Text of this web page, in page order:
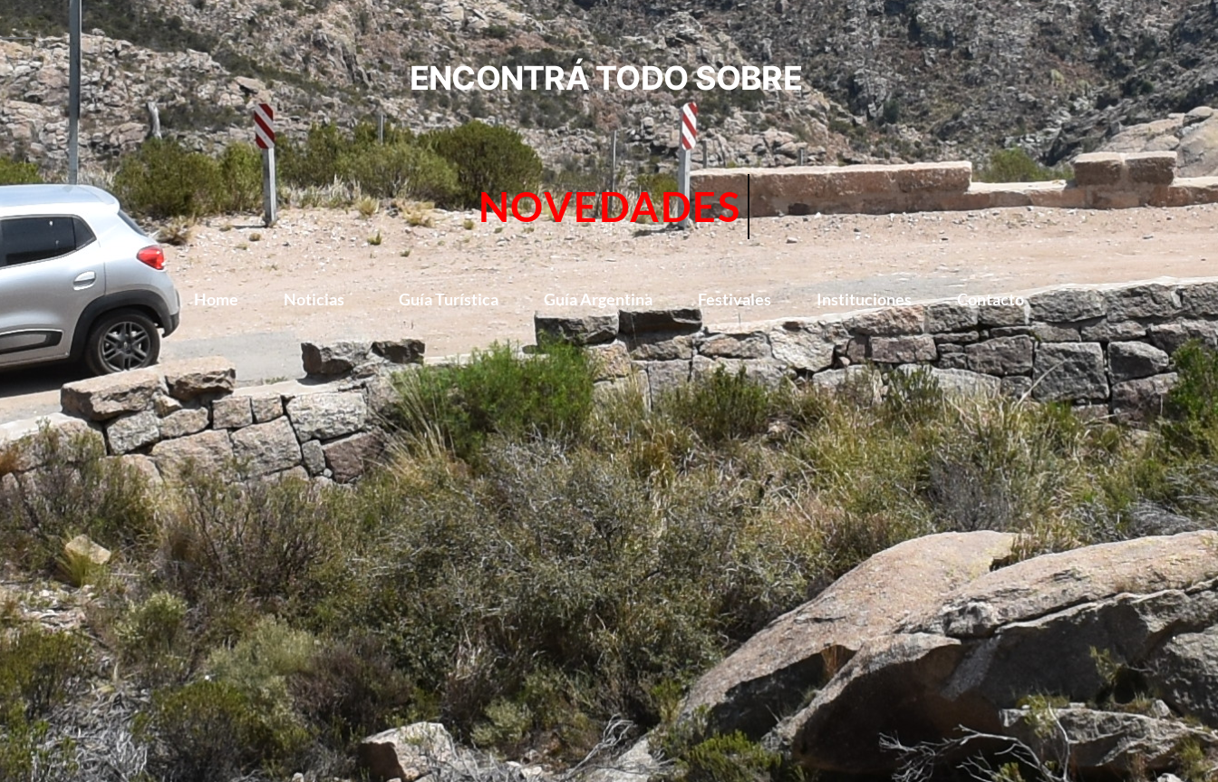
ENCONTRÁ TODO SOBRE
CIRCUITOS
Home Noticias Guía Turística Guía Argentina Festivales Instituciones Contacto